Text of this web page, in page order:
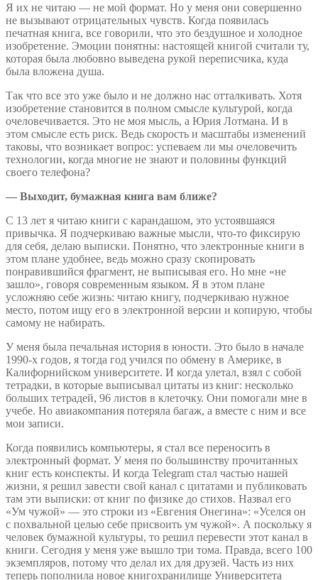
Я их не читаю — не мой формат. Но у меня они совершенно
не вызывают отрицательных чувств. Когда появилась
печатная книга, все говорили, что это бездушное и холодное
изобретение. Эмоции понятны: настоящей книгой считали ту,
которая была любовно выведена рукой переписчика, куда
была вложена душа.
Так что все это уже было и не должно нас отталкивать. Хотя
изобретение становится в полном смысле культурой, когда
очеловечивается. Это не моя мысль, а Юрия Лотмана. И в
этом смысле есть риск. Ведь скорость и масштабы изменений
таковы, что возникает вопрос: успеваем ли мы очеловечить
технологии, когда многие не знают и половины функций
своего телефона?
— Выходит, бумажная книга вам ближе?
С 13 лет я читаю книги с карандашом, это устоявшаяся
привычка. Я подчеркиваю важные мысли, что-то фиксирую
для себя, делаю выписки. Понятно, что электронные книги в
этом плане удобнее, ведь можно сразу скопировать
понравившийся фрагмент, не выписывая его. Но мне «не
зашло», говоря современным языком. Я в этом плане
усложняю себе жизнь: читаю книгу, подчеркиваю нужное
место, потом ищу его в электронной версии и копирую, чтобы
самому не набирать.
У меня была печальная история в юности. Это было в начале
1990-х годов, я тогда год учился по обмену в Америке, в
Калифорнийском университете. И когда улетал, взял с собой
тетрадки, в которые выписывал цитаты из книг: несколько
больших тетрадей, 96 листов в клеточку. Они помогали мне в
учебе. Но авиакомпания потеряла багаж, а вместе с ним и все
мои записи.
Когда появились компьютеры, я стал все переносить в
электронный формат. У меня по большинству прочитанных
книг есть конспекты. И когда Telegram стал частью нашей
жизни, я решил завести свой канал с цитатами и публиковать
там эти выписки: от книг по физике до стихов. Назвал его
«Ум чужой» — это строки из «Евгения Онегина»: «Уселся он
с похвальной целью себе присвоить ум чужой». А поскольку я
человек бумажной культуры, то решил перевести этот канал в
книги. Сегодня у меня уже вышло три тома. Правда, всего 100
экземпляров, потому что делал их для друзей. Часть из них
теперь пополнила новое книгохранилище Университета